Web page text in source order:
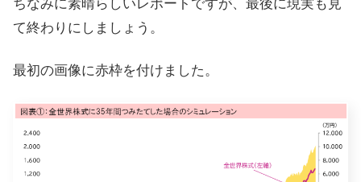
ちなみに素晴らしいレポートですが、最後に現実も見
て終わりにしましょう。
最初の画像に赤枠を付けました。